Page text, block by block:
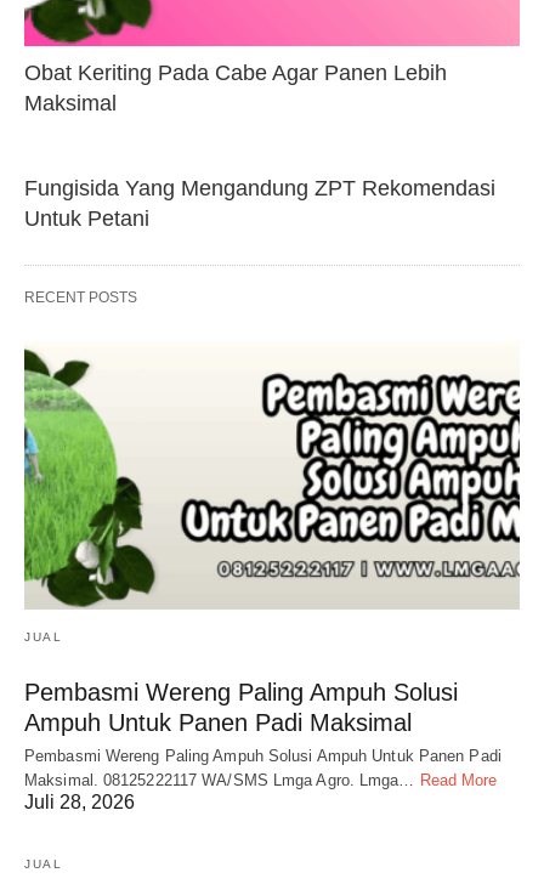
Obat Keriting Pada Cabe Agar Panen Lebih
Maksimal
Fungisida Yang Mengandung ZPT Rekomendasi
Untuk Petani
RECENT POSTS
JUAL
Pembasmi Wereng Paling Ampuh Solusi
Ampuh Untuk Panen Padi Maksimal
Pembasmi Wereng Paling Ampuh Solusi Ampuh Untuk Panen Padi
Maksimal. 08125222117 WA/SMS Lmga Agro. Lmga… Read More
Juli 28, 2026
JUAL